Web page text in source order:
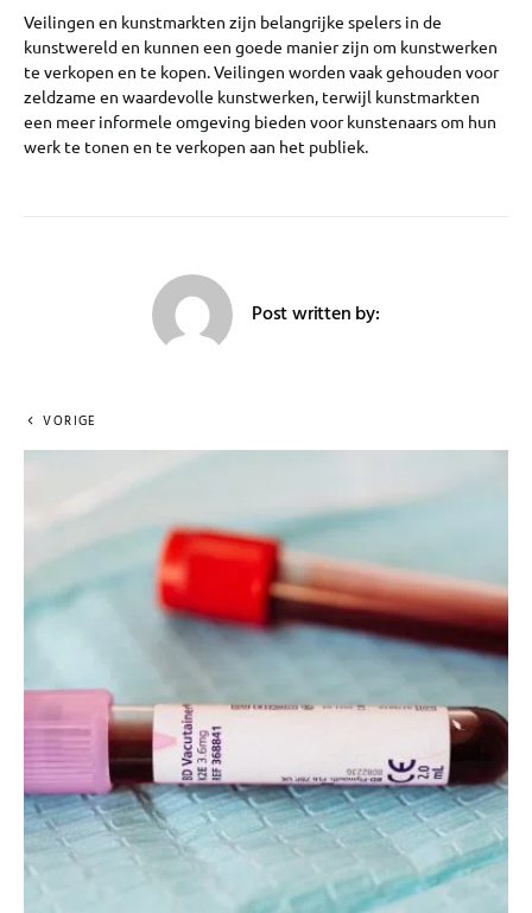
Veilingen en kunstmarkten zijn belangrijke spelers in de
kunstwereld en kunnen een goede manier zijn om kunstwerken
te verkopen en te kopen. Veilingen worden vaak gehouden voor
zeldzame en waardevolle kunstwerken, terwijl kunstmarkten
een meer informele omgeving bieden voor kunstenaars om hun
werk te tonen en te verkopen aan het publiek.
Post written by:
VORIGE